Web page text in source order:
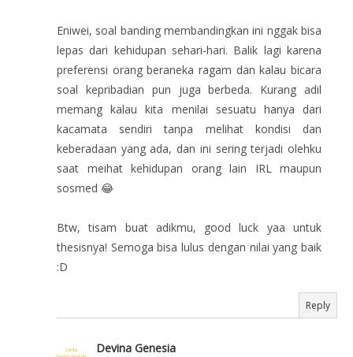
Eniwei, soal banding membandingkan ini nggak bisa
lepas dari kehidupan sehari-hari. Balik lagi karena
preferensi orang beraneka ragam dan kalau bicara
soal kepribadian pun juga berbeda. Kurang adil
memang kalau kita menilai sesuatu hanya dari
kacamata sendiri tanpa melihat kondisi dan
keberadaan yang ada, dan ini sering terjadi olehku
saat meihat kehidupan orang lain IRL maupun
sosmed 😂
Btw, tisam buat adikmu, good luck yaa untuk
thesisnya! Semoga bisa lulus dengan nilai yang baik
:D
Reply
Devina Genesia